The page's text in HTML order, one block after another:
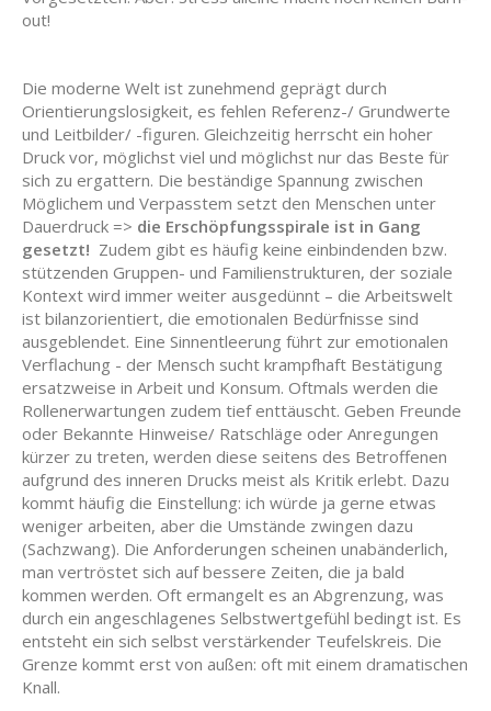
out!
Die moderne Welt ist zunehmend geprägt durch
Orientierungslosigkeit, es fehlen Referenz-/ Grundwerte
und Leitbilder/ -figuren. Gleichzeitig herrscht ein hoher
Druck vor, möglichst viel und möglichst nur das Beste für
sich zu ergattern. Die beständige Spannung zwischen
Möglichem und Verpasstem setzt den Menschen unter
Dauerdruck => die Erschöpfungsspirale ist in Gang
gesetzt! Zudem gibt es häufig keine einbindenden bzw.
stützenden Gruppen- und Familienstrukturen, der soziale
Kontext wird immer weiter ausgedünnt – die Arbeitswelt
ist bilanzorientiert, die emotionalen Bedürfnisse sind
ausgeblendet. Eine Sinnentleerung führt zur emotionalen
Verflachung - der Mensch sucht krampfhaft Bestätigung
ersatzweise in Arbeit und Konsum. Oftmals werden die
Rollenerwartungen zudem tief enttäuscht. Geben Freunde
oder Bekannte Hinweise/ Ratschläge oder Anregungen
kürzer zu treten, werden diese seitens des Betroffenen
aufgrund des inneren Drucks meist als Kritik erlebt. Dazu
kommt häufig die Einstellung: ich würde ja gerne etwas
weniger arbeiten, aber die Umstände zwingen dazu
(Sachzwang). Die Anforderungen scheinen unabänderlich,
man vertröstet sich auf bessere Zeiten, die ja bald
kommen werden. Oft ermangelt es an Abgrenzung, was
durch ein angeschlagenes Selbstwertgefühl bedingt ist. Es
entsteht ein sich selbst verstärkender Teufelskreis. Die
Grenze kommt erst von außen: oft mit einem dramatischen
Knall.